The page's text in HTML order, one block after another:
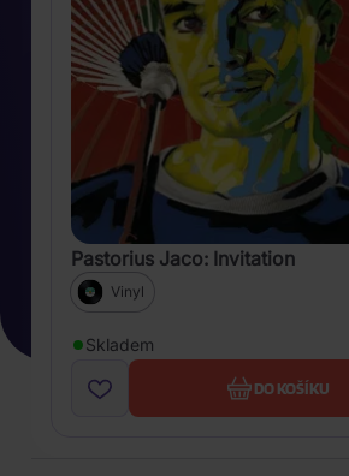
Pastorius Jaco: Invitation
Vinyl
Skladem
DO KOŠÍKU